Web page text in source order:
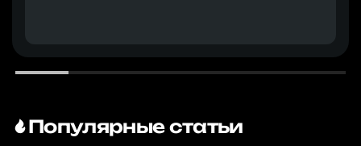
Популярные статьи